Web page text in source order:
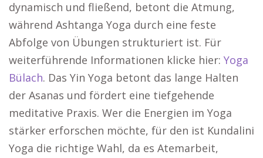
dynamisch und fließend, betont die Atmung,
während Ashtanga Yoga durch eine feste
Abfolge von Übungen strukturiert ist. Für
weiterführende Informationen klicke hier: Yoga
Bülach. Das Yin Yoga betont das lange Halten
der Asanas und fördert eine tiefgehende
meditative Praxis. Wer die Energien im Yoga
stärker erforschen möchte, für den ist Kundalini
Yoga die richtige Wahl, da es Atemarbeit,